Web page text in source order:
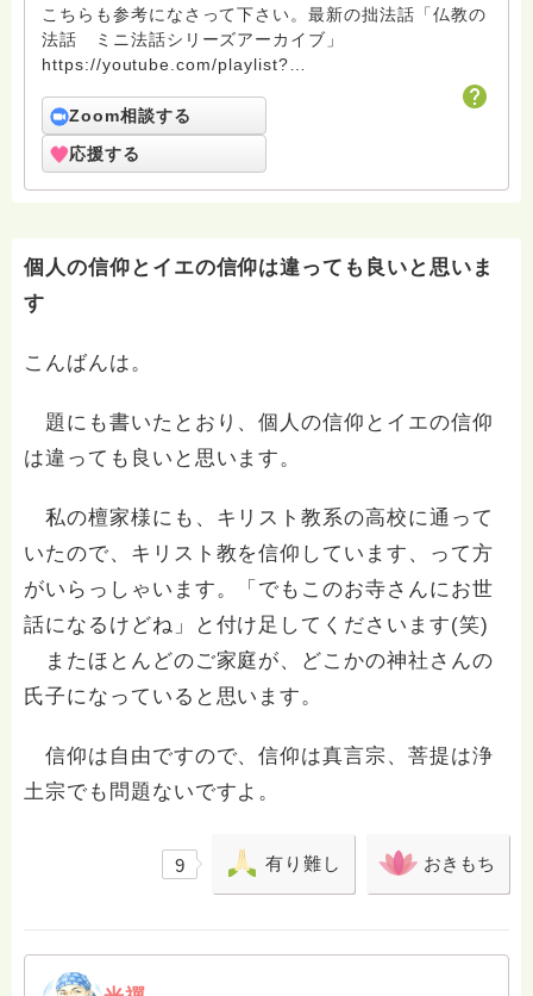
こちらも参考になさって下さい。最新の拙法話「仏教の
法話 ミニ法話シリーズアーカイブ」
https://youtube.com/playlist?
Zoom相談する
応援する
個人の信仰とイエの信仰は違っても良いと思いま
す
こんばんは。
題にも書いたとおり、個人の信仰とイエの信仰
は違っても良いと思います。
私の檀家様にも、キリスト教系の高校に通って
いたので、キリスト教を信仰しています、って方
がいらっしゃいます。「でもこのお寺さんにお世
話になるけどね」と付け足してくださいます(笑)
またほとんどのご家庭が、どこかの神社さんの
氏子になっていると思います。
信仰は自由ですので、信仰は真言宗、菩提は浄
土宗でも問題ないですよ。
9 有り難し おきもち